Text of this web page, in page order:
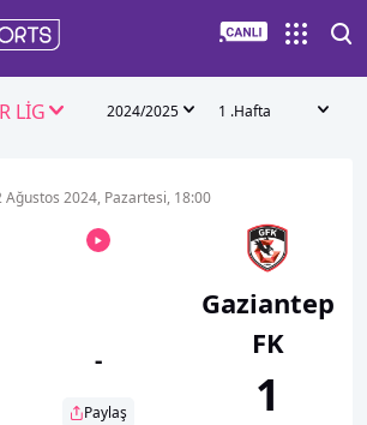
LİG 2024/2025 1 .Hafta
Ağustos 2024, Pazartesi, 18:00
-
Paylaş
Gaziantep
FK
1